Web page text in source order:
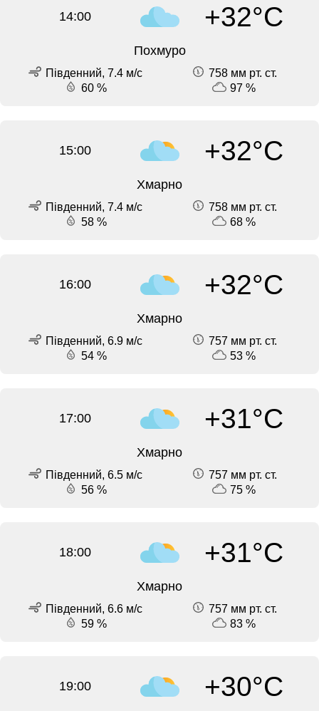
14:00 +32°C
Похмуро
Південний, 7.4 м/с
758 мм рт. ст.
60 %
97 %
15:00 +32°C
Хмарно
Південний, 7.4 м/с
758 мм рт. ст.
58 %
68 %
16:00 +32°C
Хмарно
Південний, 6.9 м/с
757 мм рт. ст.
54 %
53 %
17:00 +31°C
Хмарно
Південний, 6.5 м/с
757 мм рт. ст.
56 %
75 %
18:00 +31°C
Хмарно
Південний, 6.6 м/с
757 мм рт. ст.
59 %
83 %
19:00 +30°C